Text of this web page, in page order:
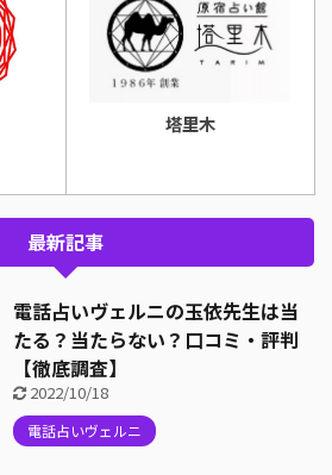
塔里木
最新記事
電話占いヴェルニの玉依先生は当
たる？当たらない？口コミ・評判
【徹底調査】
2022/10/18
電話占いヴェルニ